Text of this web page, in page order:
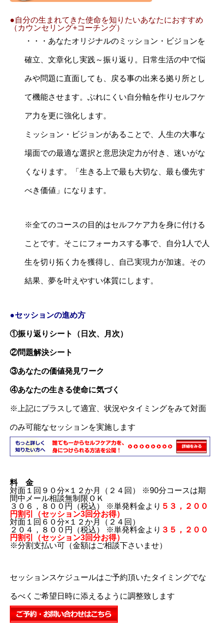
●自分の生まれてきた使命を知りたいあなたにおすすめ
（カウンセリング+コーチング）
・・・あなたオリジナルのミッション・ビジョンを
確立、文章化し実践～振り返り。日常生活の中で悩
みや問題に直面しても、戻る事の出来る拠り所とし
て機能させます。ぶれにくい自分軸を作りセルフケ
ア力を更に強化します。
ミッション・ビジョンがあることで、人生の大事な
場面での最適な選択と意思決定力が付き、迷いがな
くなります。「生きる上で最も大切な、最も優先す
べき価値」になります。
※全てのコースの目的はセルフケア力を身に付ける
ことです。そこにフォーカスする事で、自分1人で人
生を切り拓く力を獲得し、自己実現力が加速。その
結果、夢を叶えやすい体質にします。
●セッションの進め方
①振り返りシート（日次、月次）
②問題解決シート
③あなたの価値発見ワーク
④あなたの生きる使命に気づく
※上記にプラスして適宜、状況やタイミングをみて対面
のみ可能なセッションを実施します
料 金
対面１回９０分×１２か月（２４回） ※90分コースは期
間中メール相談無制限ＯＫ
３０６，８００円（税込） ※単発料金より ５３，２００
円割引（セッション3回分お得）
対面１回６０分×１２か月（２４回）
２０４，８００円（税込） ※単発料金より ３５，２００
円割引
（セッション3回分お得）
※分割支払い可（金額はご相談下さいませ）
セッションスケジュールはご予約頂いたタイミングでな
るべくご希望日時に添えるように調整致します